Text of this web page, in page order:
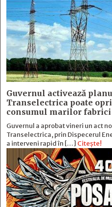
Guvernul activează
Transelectrica poate
consumul marilor fabrici
Guvernul a aprobat vineri un act
Transelectrica, prin Dispecerul
a interveni rapid în […] Citește!